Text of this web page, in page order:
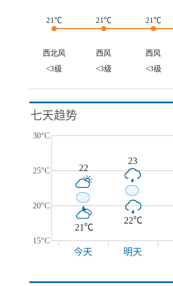
21℃ 21℃ 21℃
西北风 西风 西风
<3级
<3级 <3级
七天趋势
30°C
25°C
20°C
15°C
22
21℃
23
22℃
今天 明天